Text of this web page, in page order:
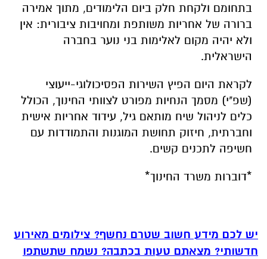
בתחומם ולקחת חלק ביום הלימודים, מתוך אמירה
ברורה של אחריות משותפת ומחויבות ציבורית: אין
ולא יהיה מקום לאלימות בני נוער בחברה
הישראלית.
לקראת היום הפיץ השירות הפסיכולוגי-ייעוצי
(שפ"י) מסמך הנחיות מפורט לצוותי החינוך, הכולל
כלים לניהול שיח מותאם גיל, עידוד אחריות אישית
וחברתית, חיזוק תחושת המוגנות והתמודדות עם
חשיפה לתכנים קשים.
*דוברות משרד החינוך*
יש לכם מידע חשוב שטרם נחשף? צילומים מאירוע
חדשותי? מצאתם טעות בכתבה? נשמח שתשתפו